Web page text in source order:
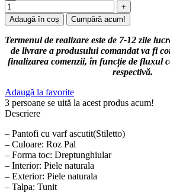
Adaugă în coș Cumpără acum!
Termenul de realizare este de 7-12 zile
de livrare a produsului comandat va fi
finalizarea comenzii, în funcție de fluxul
respectivă.
Adaugă la favorite
3 persoane se uită la acest produs acum!
Descriere
– Pantofi cu varf ascutit(Stiletto)
– Culoare: Roz Pal
– Forma toc: Dreptunghiular
– Interior: Piele naturala
– Exterior: Piele naturala
– Talpa: Tunit